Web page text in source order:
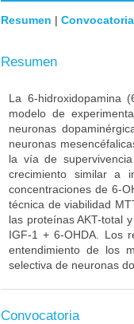
Resumen | Convocatoria
Resumen
La 6-hidroxidopamina
modelo de
neuronas
neuronas
la vía de
crecimiento similar a
concentraciones de 6-
técnica de viabilidad
las proteínas AKT-total
IGF-1 + 6-OHDA. Los
entendimiento de los
selectiva de neuronas
Convocatoria